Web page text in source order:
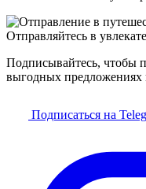
Отправляйтесь в
Подписывайтесь, чтобы
выгодных
Подписаться на